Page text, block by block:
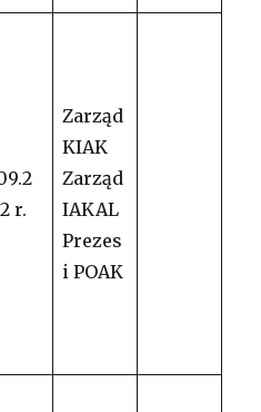
r.
Zarząd
KIAK
Zarząd
IAKAL
Prezes
i POAK